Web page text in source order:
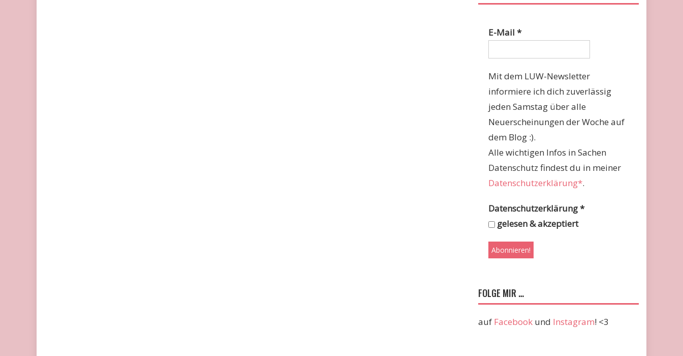
E-Mail*
Mit dem LUW-Newsletter
informiere ich dich zuverlässig
jeden Samstag über alle
Neuerscheinungen der Woche auf
dem Blog :).
Alle wichtigen Infos in Sachen
Datenschutz findest du in meiner
Datenschutzerklärung*.
Datenschutzerklärung*
gelesen & akzeptiert
FOLGE MIR …
auf Facebook und Instagram! <3